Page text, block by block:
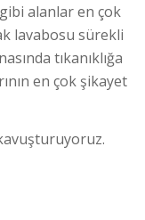
alanlar en çok
lavabosu sürekli
tıkanıklığa
en çok şikayet